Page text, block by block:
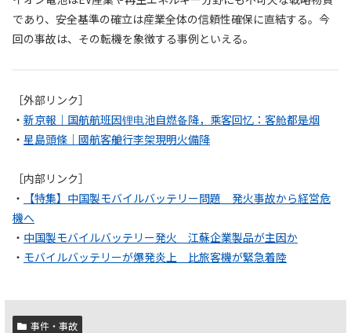
であり、安全基準の確立は産業全体の信頼性確保に直結する。今
回の事故は、その転機を象徴する事例といえる。
［外部リンク］
・ 新京報｜国航航班因锂电池自燃备降，乘客回忆：客舱都是烟
・ 星島頭條｜國航客艙行李架現明火備降
［内部リンク］
・
【特集】中国製モバイルバッテリー問題 発火事故から経営危
機へ
・ 中国製モバイルバッテリー発火 江蘇企業製品が主因か
・ モバイルバッテリーが爆発炎上 比旅客機が緊急着陸
事件・事故